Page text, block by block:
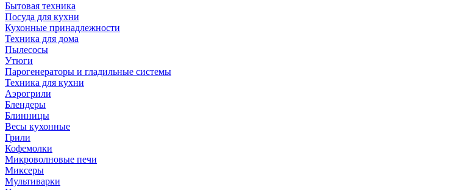
Бытовая техника
Посуда для кухни
Кухонные принадлежности
Техника для дома
Пылесосы
Утюги
Парогенераторы и гладильные системы
Техника для кухни
Аэрогрили
Блендеры
Блинницы
Весы кухонные
Грили
Кофемолки
Микроволновые печи
Миксеры
Мультиварки